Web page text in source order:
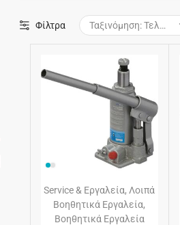
Φίλτρα
Service & Εργαλεία, Λοιπά
Βοηθητικά Εργαλεία,
Βοηθητικά Εργαλεία